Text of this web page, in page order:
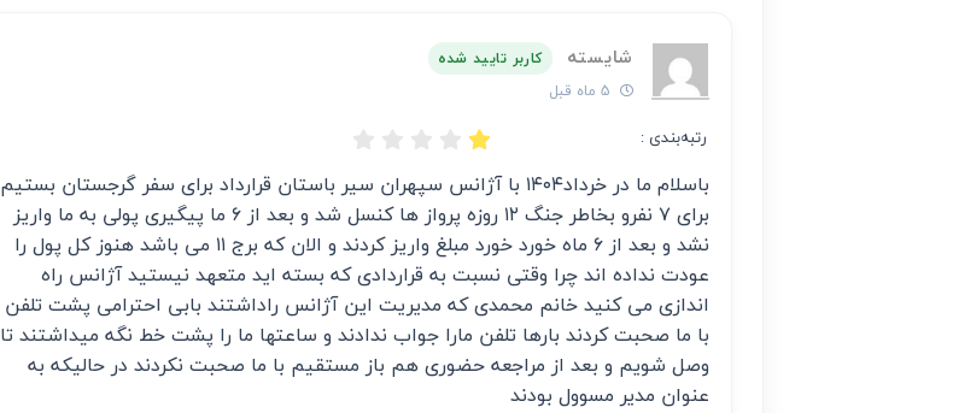
شایسته
کاربر تایید شده
رتبه‌بندی :
باسلام ما در خرداد۱۴۰۴ با آژانس سپهران سیر باستان قرارداد برای سفر گرجستان بستیم
برای ۷ نفرو بخاطر جنگ ۱۲ روزه پرواز ها کنسل شد و بعد از ۶ ما پیگیری پولی به ما واریز
نشد و بعد از ۶ ماه خورد خورد مبلغ واریز کردند و الان که برج ۱۱ می باشد هنوز کل پول را
عودت نداده اند چرا وقتی نسبت به قراردادی که بسته اید متعهد نیستید آژانس راه
اندازی می کنید خانم محمدی که مدیریت این آژانس راداشتند بابی احترامی پشت تلفن
با ما صحبت کردند بارها تلفن مارا جواب ندادند و ساعتها ما را پشت خط نگه میداشتند تا
وصل شویم و بعد از مراجعه حضوری هم باز مستقیم با ما صحبت نکردند در حالیکه به
عنوان مدیر مسوول بودند